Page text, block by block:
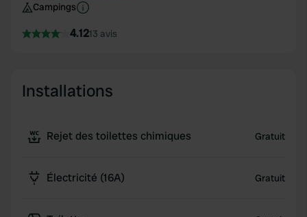
Campings
4.1213 avis
Installations
Rejet des toilettes chimiques Gratuit
Électricité (16A) Gratuit